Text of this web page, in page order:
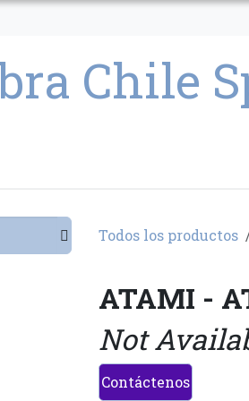
Todos los productos
ATAMI -
Not
Contáctenos